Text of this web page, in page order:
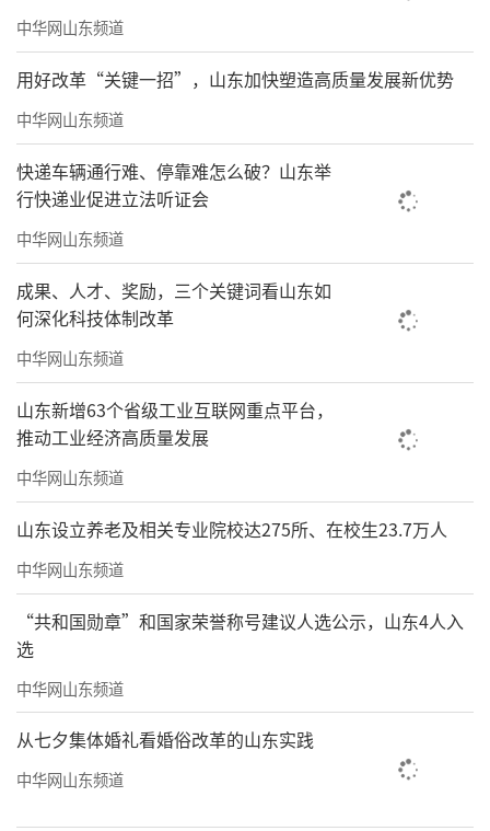
中华网山东频道
用好改革“关键一招”，山东加快塑造高质量发展新优势
中华网山东频道
快递车辆通行难、停靠难怎么破？山东举
行快递业促进立法听证会
中华网山东频道
成果、人才、奖励，三个关键词看山东如
何深化科技体制改革
中华网山东频道
山东新增63个省级工业互联网重点平台，
推动工业经济高质量发展
中华网山东频道
山东设立养老及相关专业院校达275所、在校生23.7万人
中华网山东频道
“共和国勋章”和国家荣誉称号建议人选公示，山东4人入
选
中华网山东频道
从七夕集体婚礼看婚俗改革的山东实践
中华网山东频道